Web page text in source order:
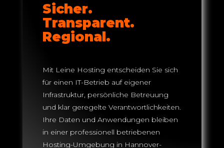
Sicher.
Transparent.
Regional.
Mit Leine Hosting entscheiden Sie sich
für einen IT-Betrieb auf eigener
Infrastruktur, persönliche Betreuung
und klar geregelte Verantwortlichkeiten.
Ihre Daten und Anwendungen bleiben
in einer professionell betriebenen
Hosting-Umgebung in Hannover-